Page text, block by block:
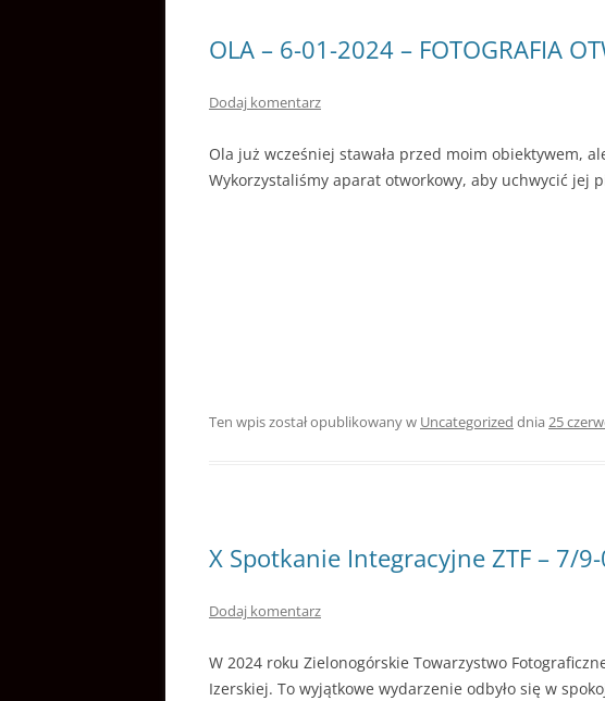
OLA – 6-01-2024 – FOTOGRAFIA
Dodaj komentarz
Ola już wcześniej stawała przed moim obiektywem,
Wykorzystaliśmy aparat otworkowy, aby uchwycić jej
Ten wpis został opublikowany w Uncategorized dnia 25
X Spotkanie Integracyjne ZTF – 7/
Dodaj komentarz
W 2024 roku Zielonogórskie Towarzystwo
Izerskiej. To wyjątkowe wydarzenie odbyło się w